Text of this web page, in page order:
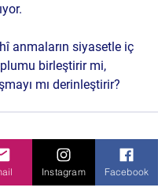
anmaların siyasetle iç
birleştirir mi,
mı derinleştirir?
Instagram Facebook